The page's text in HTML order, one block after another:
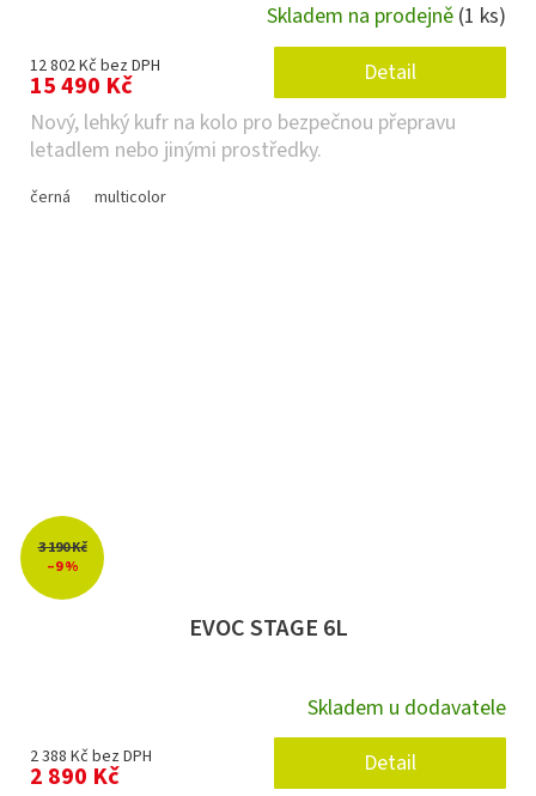
Skladem na prodejně (1 ks)
12 802 Kč bez DPH
15 490 Kč
Detail
Nový, lehký kufr na kolo pro bezpečnou přepravu
letadlem nebo jinými prostředky.
černá multicolor
3 190 Kč
–9 %
EVOC STAGE 6L
Skladem u dodavatele
2 388 Kč bez DPH
2 890 Kč
Detail